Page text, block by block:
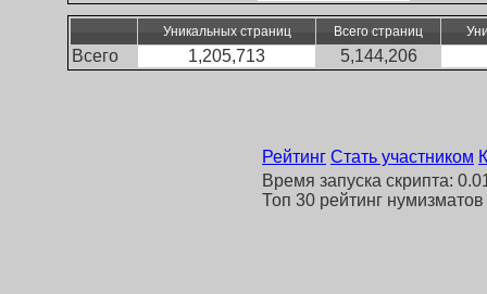
Уникальных страниц Всего страниц
Всего 1,205,713 5,144,206
Рейтинг Стать участником
Время запуска скрипта:
Топ 30 рейтинг